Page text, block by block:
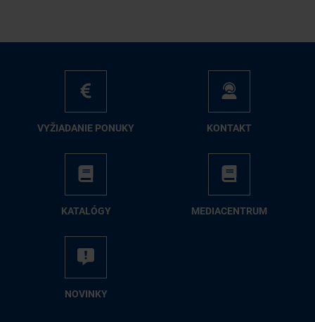
VY­ŽIA­DA­NIE PO­NU­KY KON­TAKT
KA­TA­LÓ­GY ME­DIA­CEN­TRUM
NO­VIN­KY